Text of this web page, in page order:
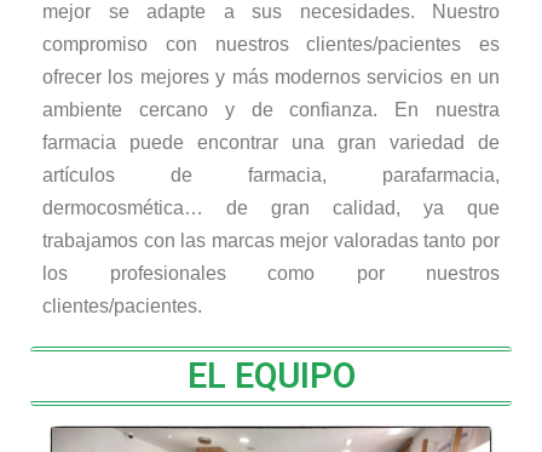
mejor se adapte a sus necesidades. Nuestro
compromiso con nuestros clientes/pacientes es
ofrecer los mejores y más modernos servicios en un
ambiente cercano y de confianza. En nuestra
farmacia puede encontrar una gran variedad de
artículos de farmacia, parafarmacia,
dermocosmética… de gran calidad, ya que
trabajamos con las marcas mejor valoradas tanto por
los profesionales como por nuestros
clientes/pacientes.
EL EQUIPO